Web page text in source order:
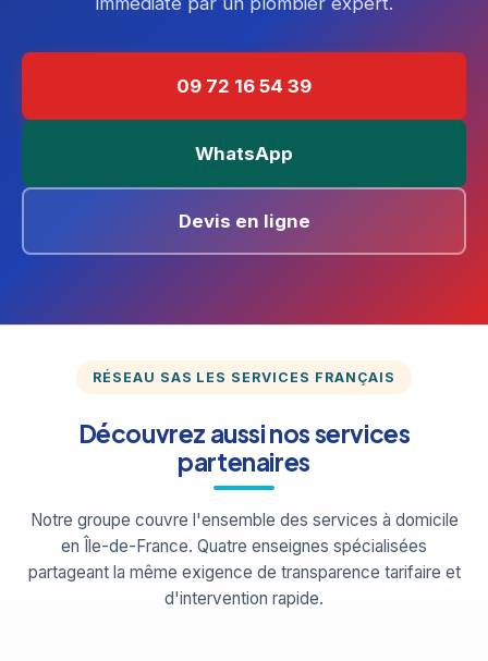
09 72 16 54 39
WhatsApp
Devis en ligne
RÉSEAU SAS LES SERVICES FRANÇAIS
Découvrez aussi nos services
partenaires
Notre groupe couvre l'ensemble des services à domicile
en Île-de-France. Quatre enseignes spécialisées
partageant la même exigence de transparence tarifaire et
d'intervention rapide.